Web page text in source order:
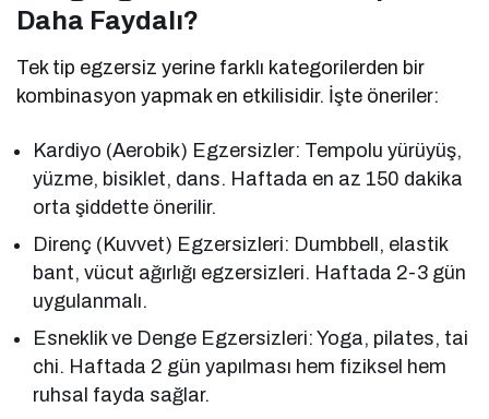
Daha Faydalı?
Tek tip egzersiz yerine farklı kategorilerden bir
kombinasyon yapmak en etkilisidir. İşte öneriler:
Kardiyo (Aerobik) Egzersizler: Tempolu yürüyüş,
yüzme, bisiklet, dans. Haftada en az 150 dakika
orta şiddette önerilir.
Direnç (Kuvvet) Egzersizleri: Dumbbell, elastik
bant, vücut ağırlığı egzersizleri. Haftada 2-3 gün
uygulanmalı.
Esneklik ve Denge Egzersizleri: Yoga, pilates, tai
chi. Haftada 2 gün yapılması hem fiziksel hem
ruhsal fayda sağlar.